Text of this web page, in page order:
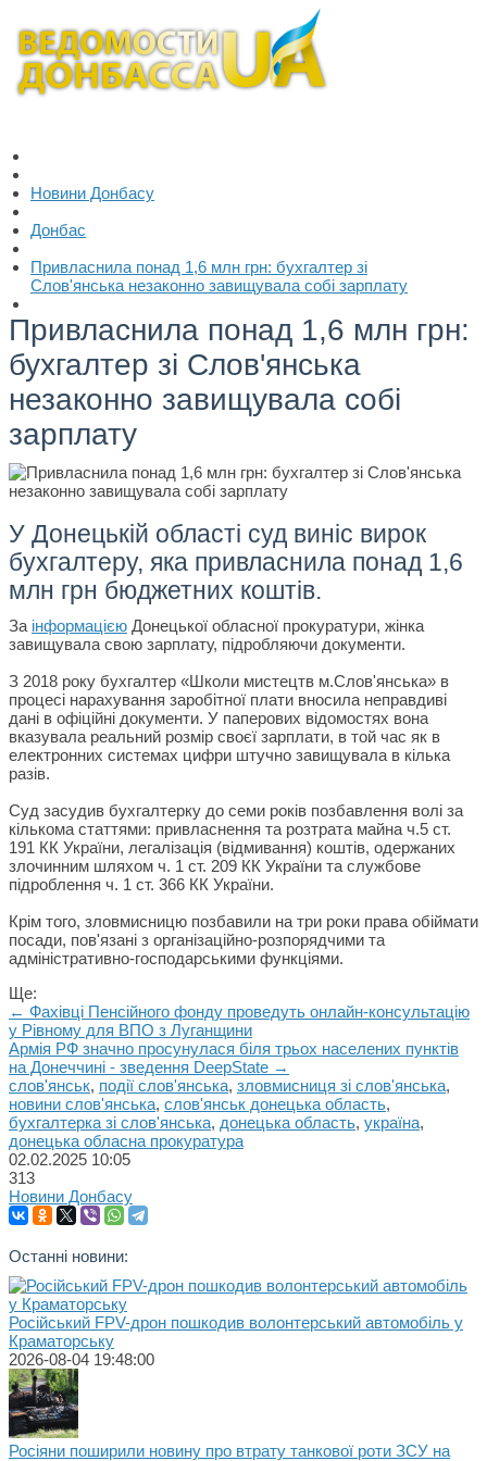
Новини Донбасу
Донбас
Привласнила понад 1,6 млн грн: бухгалтер зі
Слов'янська незаконно завищувала собі зарплату
Привласнила понад 1,6 млн грн:
бухгалтер зі Слов'янська
незаконно завищувала собі
зарплату
У Донецькій області суд виніс вирок
бухгалтеру, яка привласнила понад 1,6
млн грн бюджетних коштів.
За інформацією Донецької обласної прокуратури, жінка
завищувала свою зарплату, підробляючи документи.
З 2018 року бухгалтер «Школи мистецтв м.Слов'янська» в
процесі нарахування заробітної плати вносила неправдиві
дані в офіційні документи. У паперових відомостях вона
вказувала реальний розмір своєї зарплати, в той час як в
електронних системах цифри штучно завищувала в кілька
разів.
Суд засудив бухгалтерку до семи років позбавлення волі за
кількома статтями: привласнення та розтрата майна ч.5 ст.
191 КК України, легалізація (відмивання) коштів, одержаних
злочинним шляхом ч. 1 ст. 209 КК України та службове
підроблення ч. 1 ст. 366 КК України.
Крім того, зловмисницю позбавили на три роки права обіймати
посади, пов'язані з організаційно-розпорядчими та
адміністративно-господарськими функціями.
Ще:
← Фахівці Пенсійного фонду проведуть онлайн-консультацію
у Рівному для ВПО з Луганщини
Армія РФ значно просунулася біля трьох населених пунктів
на Донеччині - зведення DeepState →
слов'янськ, події слов'янська, зловмисниця зі слов'янська,
новини слов'янська, слов'янськ донецька область,
бухгалтерка зі слов'янська, донецька область, україна,
донецька обласна прокуратура
02.02.2025 10:05
313
Новини Донбасу
Останні новини:
Російський FPV-дрон пошкодив волонтерський автомобіль у
Краматорську
2026-08-04 19:48:00
Росіяни поширили новину про втрату танкової роти ЗСУ на